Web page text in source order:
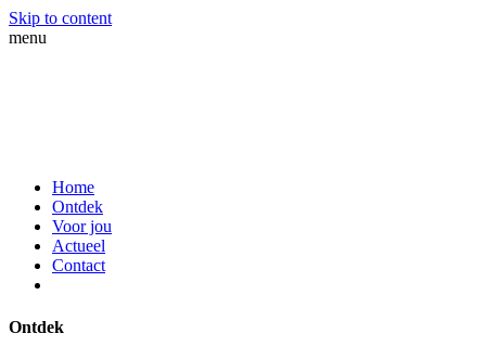
Skip to content
menu
Home
Ontdek
Voor jou
Actueel
Contact
Ontdek